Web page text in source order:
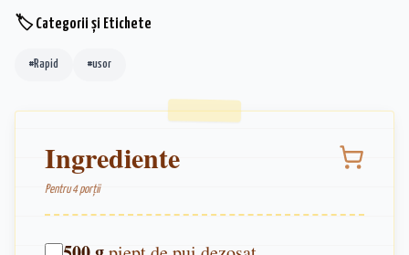
🏷️ Categorii și Etichete
#Rapid #usor
Ingrediente
Pentru4porții